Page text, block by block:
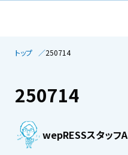
トップ 250714
250714
wepRESSスタッフA